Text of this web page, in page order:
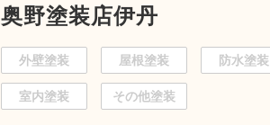
奥野塗装店伊丹
外壁塗装 屋根塗装 防水塗装
室内塗装 その他塗装